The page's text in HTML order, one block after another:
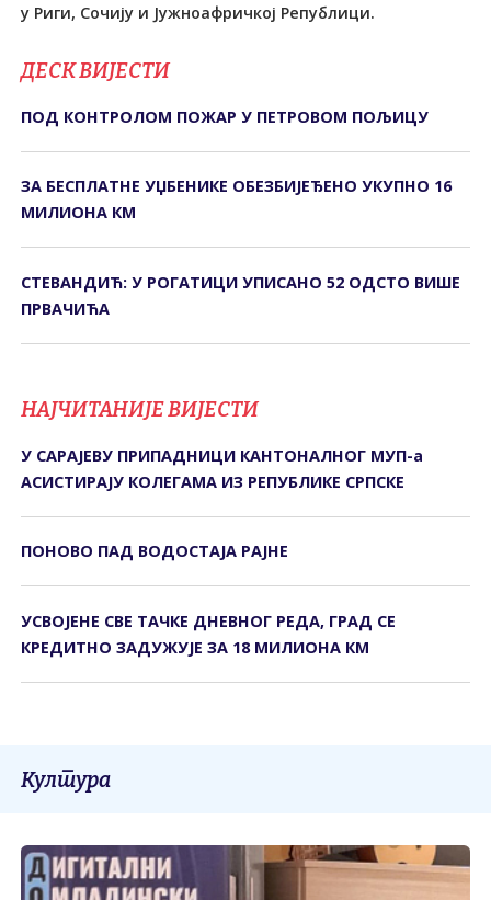
у Риги, Сочију и Јужноафричкој Републици.
ДЕСК ВИЈЕСТИ
ПОД КОНTРОЛОМ ПОЖАР У ПЕTРОВОМ ПОЉИЦУ
ЗА БЕСПЛАТНЕ УЏБЕНИКЕ ОБЕЗБИЈЕЂЕНО УКУПНО 16
МИЛИОНА КМ
СТЕВАНДИЋ: У РОГАТИЦИ УПИСАНО 52 ОДСТО ВИШЕ
ПРВАЧИЋА
НАЈЧИТАНИЈЕ ВИЈЕСТИ
У САРАЈЕВУ ПРИПАДНИЦИ КАНТОНАЛНОГ МУП-а
АСИСТИРАЈУ КОЛЕГАМА ИЗ РЕПУБЛИКЕ СРПСКЕ
ПОНОВО ПАД ВОДОСТАЈА РАЈНЕ
УСВОЈЕНЕ СВЕ ТАЧКЕ ДНЕВНОГ РЕДА, ГРАД СЕ
КРЕДИТНО ЗАДУЖУЈЕ ЗА 18 МИЛИОНА КМ
Култура